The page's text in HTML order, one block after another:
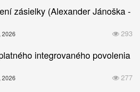
zásielky (Alexander Jánoška -
293
2026
integrovaného povolenia
277
2026